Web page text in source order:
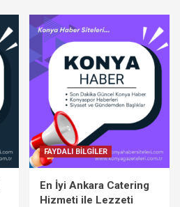
FAYDALI BİLGİLER
En İyi Ankara Catering
Hizmeti ile Lezzeti